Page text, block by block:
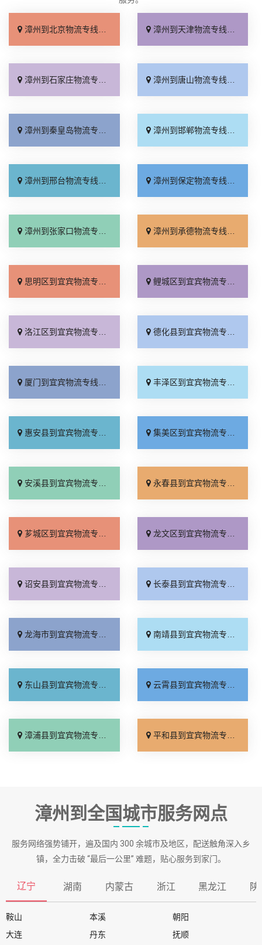
漳州到北京物流专线_多少公里「快运直达」 漳州到天津物流专线_高效快运「运价查询」
漳州到石家庄物流专线_几天到达「快速直达」 漳州到唐山物流专线_准时准点「一站式托运」
漳州到秦皇岛物流专线_直达到站「要多少钱」 漳州到邯郸物流专线_高效快运「来电咨询」
漳州到邢台物流专线_按时送达「运价实惠」 漳州到保定物流专线_快速响应「怎么收费」
漳州到张家口物流专线_运价查询「门到门配送」 漳州到承德物流专线_保证时效「专业靠谱」
思明区到宜宾物流专线_服务周到「直达到站」 鲤城区到宜宾物流专线_专业靠谱「全程无虑」
洛江区到宜宾物流专线_收费标准「服务周到」 德化县到宜宾物流专线_多少一方「准时到货」
厦门到宜宾物流专线_诚信为先「准时准点」 丰泽区到宜宾物流专线_专线直达「损坏理赔」
惠安县到宜宾物流专线_实时跟踪 「送货上门」 集美区到宜宾物流专线_准时准点「直发全境」
安溪县到宜宾物流专线_多少公里「一站直达」 永春县到宜宾物流专线_费用多少「门到门配送」
芗城区到宜宾物流专线_放心物流「直通专线」 龙文区到宜宾物流专线_零担配货「收费介绍」
诏安县到宜宾物流专线_几天到达「直发全境」 长泰县到宜宾物流专线_送货上门「全程直达」
龙海市到宜宾物流专线_全程定位「专业调车」 南靖县到宜宾物流专线_实时跟踪 「全程定位」
东山县到宜宾物流专线_要几天到「专线快运」 云霄县到宜宾物流专线_全程定位「直达往返」
漳浦县到宜宾物流专线_高效运输「高效快运」 平和县到宜宾物流专线_直发全境「准时准点」
漳州到全国城市服务网点
服务网络强势铺开，遍及国内 300 余城市及地区，配送触角深入乡
镇，全力击破 “最后一公里” 难题，贴心服务到家门。
辽宁 湖南 内蒙古 浙江 黑龙江 陕
鞍山 本溪
朝阳
大连
丹东
抚顺